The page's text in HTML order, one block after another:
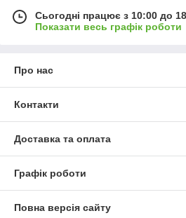
Сьогодні працює з 10:00 до
Показати весь графік роботи
Про нас
Контакти
Доставка та оплата
Графік роботи
Повна версія сайту